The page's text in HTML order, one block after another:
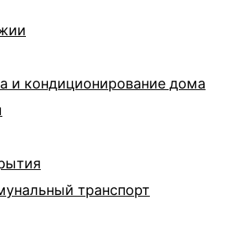
и кондиционирование дома
транспорт